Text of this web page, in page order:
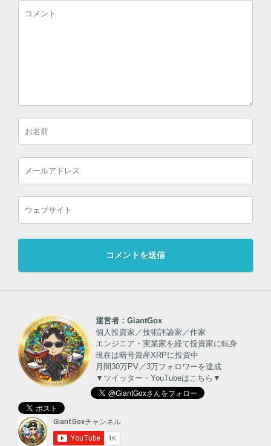
運営者：GiantGox
個人投資家／技術評論家／作家
エンジニア・実業家を経て投資家に転身
現在は暗号資産XRPに投資中
月間30万PV／3万フォロワーを達成
▼ツイッター・YouTubeはこちら▼